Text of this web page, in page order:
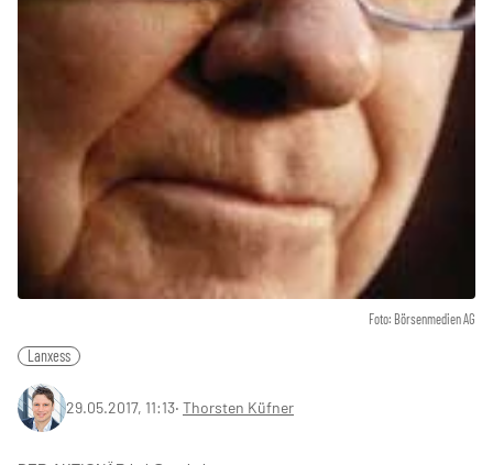
Foto: Börsenmedien AG
Lanxess
29.05.2017, 11:13‧ Thorsten Küfner